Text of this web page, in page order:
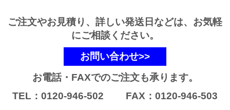
ご注文やお見積り、詳しい発送日などは、お気軽
にご相談ください。
お問い合わせ>>
お電話・FAXでのご注文も承ります。
TEL：0120-946-502 FAX：0120-946-503